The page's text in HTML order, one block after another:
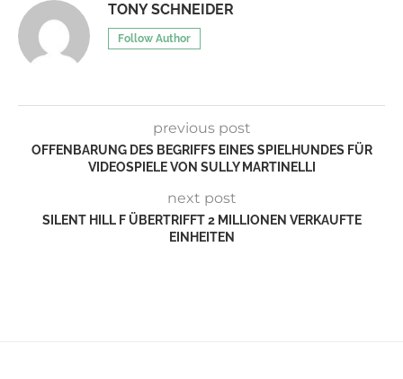
TONY SCHNEIDER
Follow Author
previous post
OFFENBARUNG DES BEGRIFFS EINES SPIELHUNDES FÜR
VIDEOSPIELE VON SULLY MARTINELLI
next post
SILENT HILL F ÜBERTRIFFT 2 MILLIONEN VERKAUFTE
EINHEITEN